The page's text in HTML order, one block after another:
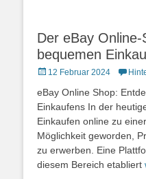
Der eBay
bequemen
Posted
12 Februar 2024
eBay Online Shop:
Einkaufens In der
Einkaufen online zu
Möglichkeit geworden,
zu erwerben. Eine
diesem Bereich etabliert